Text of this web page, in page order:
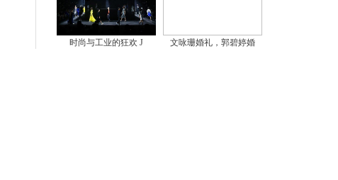
时尚与工业的狂欢 J 文咏珊婚礼，郭碧婷婚